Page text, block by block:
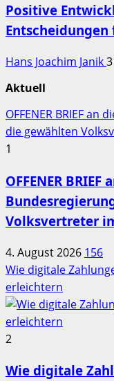
Positive
Hans Joachim Janik
Aktuell
OFFENER BRIEF
die gewählten
1
OFFENER
Volksvertreter
4. August 2026 156
Wie digitale
erleichtern
2
Wie digitale